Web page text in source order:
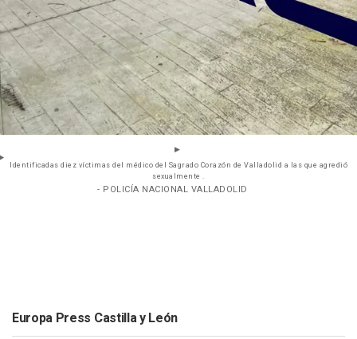
Identificadas diez víctimas del médico del Sagrado Corazón de Valladolid a las que agredió
sexualmente .
- POLICÍA NACIONAL VALLADOLID
Europa Press Castilla y León